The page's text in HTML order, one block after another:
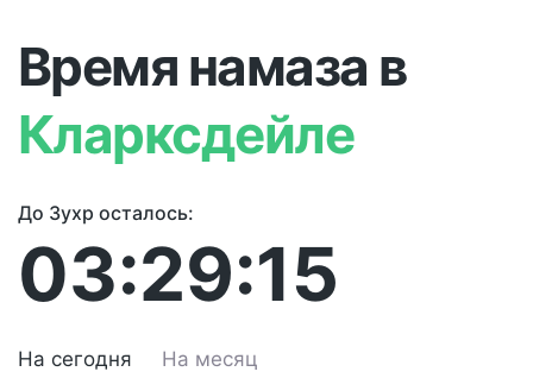
Время намаза в
Кларксдейле
До Зухр осталось:
03:29:15
На сегодня На месяц